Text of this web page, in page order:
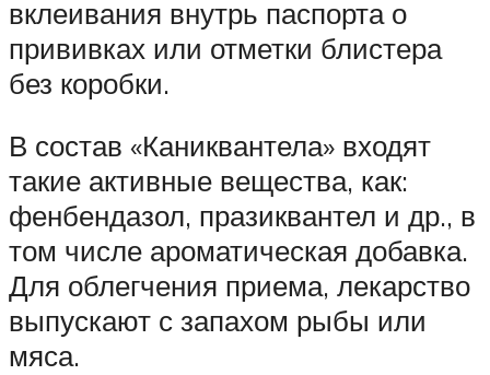
вклеивания внутрь паспорта о
прививках или отметки блистера
без коробки.
В состав «Каниквантела» входят
такие активные вещества, как:
фенбендазол, празиквантел и др., в
том числе ароматическая добавка.
Для облегчения приема, лекарство
выпускают с запахом рыбы или
мяса.